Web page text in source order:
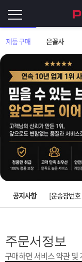
제품 구매 은꼴사
그
인
이
필
요
니
로
Q&A
파
워
맨
제
품
매
은
사
스
고
공지사항
[2026구정
[ios앱 오픈
[무인택배함
주문서정보
구매하면 서비스 약관 및